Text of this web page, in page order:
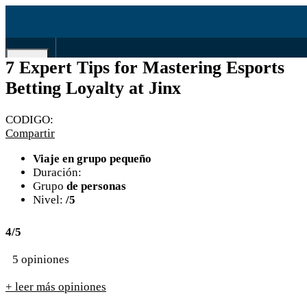
EN
ES 980839807
7 Expert Tips for Mastering Esports
Betting Loyalty at Jinx
CODIGO:
Compartir
Viaje en grupo pequeño
Duración:
Grupo de personas
Nivel: /5
4/5
5 opiniones
+ leer más opiniones